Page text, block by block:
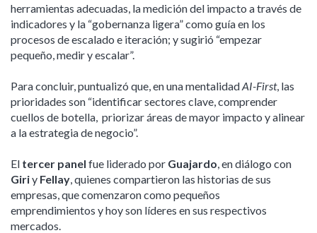
herramientas adecuadas, la medición del impacto a través de
indicadores y la “gobernanza ligera” como guía en los
procesos de escalado e iteración; y sugirió “empezar
pequeño, medir y escalar”.
Para concluir, puntualizó que, en una mentalidadAI-First, las
prioridades son “identificar sectores clave, comprender
cuellos de botella, priorizar áreas de mayor impacto y alinear
a la estrategia de negocio”.
El tercer panel fue liderado por Guajardo , en diálogo con
Giriy Fellay , quienes compartieron las historias de sus
empresas, que comenzaron como pequeños
emprendimientos y hoy son líderes en sus respectivos
mercados.